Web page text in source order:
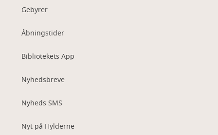
Gebyrer
Åbningstider
Bibliotekets App
Nyhedsbreve
Nyheds SMS
Nyt på Hylderne